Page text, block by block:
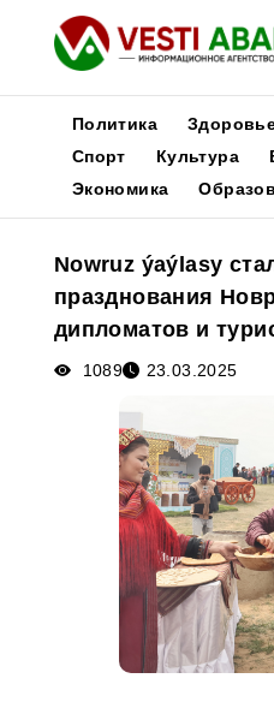
Новости
Медиа
Афиша
Политика
Спорт
Культура
Экономика
Nowruz ýaýlasy
празднования
дипломатов и
1089 23.03.2025